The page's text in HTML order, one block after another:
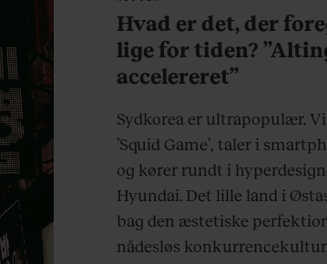
Hvad er det, der
lige for tiden?
accelereret”
Sydkorea er ultrapopulær.
’Squid Game’, taler i
og kører rundt i
Hyundai. Det lille land i
bag den æstetiske
nådesløs